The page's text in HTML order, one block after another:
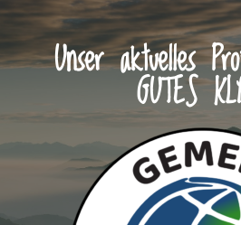
Unser aktuelles
GUTES